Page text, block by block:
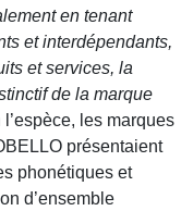
en tenant
et interdépendants,
et services, la
de la marque
les marques
présentaient
phonétiques et
d’ensemble